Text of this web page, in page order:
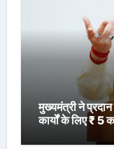
मुख्यमंत्री ने प्रदान
कार्यों के लिए ₹ 5